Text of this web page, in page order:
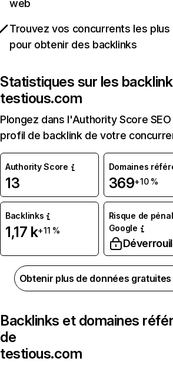
web
Trouvez vos concurrents les
pour obtenir des backlinks
Statistiques sur les
testious.com
Plongez dans l'Authority Score
profil de backlink de votre
Authority Score
13
Domaines
369+10 %
Backlinks
1,17 k+11 %
Risque de
Google
Obtenir plus de données
Backlinks et domaines
de
testious.com